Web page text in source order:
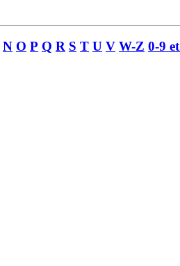
N O P Q R S T U V W-Z 0-9